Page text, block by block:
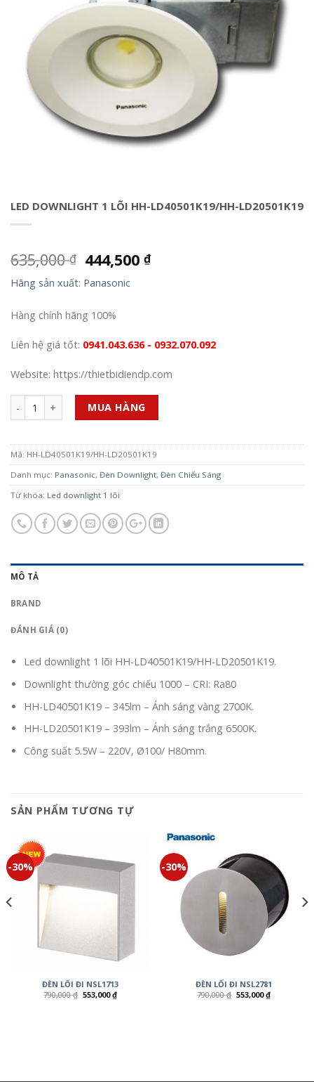
LED DOWNLIGHT 1 LÕI HH-LD40501K19/HH-LD20501K19
635,000₫ 444,500₫
Hãng sản xuất: Panasonic
Hàng chính hãng 100%
Liên hệ giá tốt: 0941.043.636 - 0932.070.092
Website: https://thietbidiendp.com
Số lượng MUA HÀNG
Mã: HH-LD40501K19/HH-LD20501K19
Danh mục: Panasonic, Đèn Downlight, Đèn Chiếu Sáng
Từ khóa: Led downlight 1 lõi
MÔ TẢ
BRAND
ĐÁNH GIÁ (0)
Led downlight 1 lõi HH-LD40501K19/HH-LD20501K19.
Downlight thường góc chiếu 1000 – CRI: Ra80
HH-LD40501K19 – 345lm – Ánh sáng vàng 2700K.
HH-LD20501K19 – 393lm – Ánh sáng trắng 6500K.
Công suất 5.5W – 220V, Ø100/ H80mm.
SẢN PHẨM TƯƠNG TỰ
-30%
ĐÈN LỐI ĐI NSL1713
790,000₫ 553,000₫
-30%
ĐÈN LỐI ĐI NSL2781
790,000₫ 553,000₫